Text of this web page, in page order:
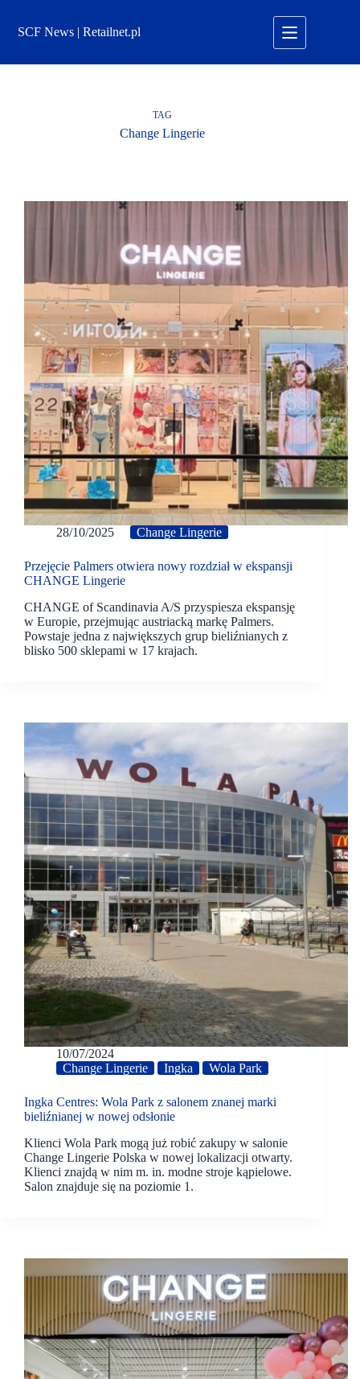
treściSCF News | Retailnet.pl
TAG
Change Lingerie
28/10/2025 Change Lingerie
Przejęcie Palmers otwiera nowy rozdział w ekspansji
CHANGE Lingerie
CHANGE of Scandinavia A/S przyspiesza ekspansję
w Europie, przejmując austriacką markę Palmers.
Powstaje jedna z największych grup bieliźnianych z
blisko 500 sklepami w 17 krajach.
10/07/2024
Change Lingerie
Ingka Wola Park
Ingka Centres: Wola Park z salonem znanej marki
bieliźnianej w nowej odsłonie
Klienci Wola Park mogą już robić zakupy w salonie
Change Lingerie Polska w nowej lokalizacji otwarty.
Klienci znajdą w nim m. in. modne stroje kąpielowe.
Salon znajduje się na poziomie 1.